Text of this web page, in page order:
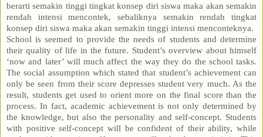
berarti semakin tinggi tingkat konsep diri siswa maka akan semakin
rendah intensi mencontek, sebaliknya semakin rendah tingkat
konsep diri siswa maka akan semakin tinggi intensi menconteknya.
School is seemed to provide the needs of students and determine
their quality of life in the future. Student’s overview about himself
‘now and later’ will much affect the way they do the school tasks.
The social assumption which stated that student’s achievement can
only be seen from their score depresses student very much. As the
result, students get used to orient more on the final score than the
process. In fact, academic achievement is not only determined by
the knowledge, but also the personality and self-concept. Students
with positive self-concept will be confident of their ability, while